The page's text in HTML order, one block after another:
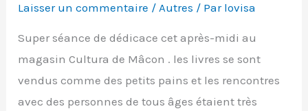
Laisser un commentaire /Autres / Par lovisa
Super séance de dédicace cet après-midi au
magasin Cultura de Mâcon . les livres se sont
vendus comme des petits pains et les rencontres
avec des personnes de tous âges étaient très